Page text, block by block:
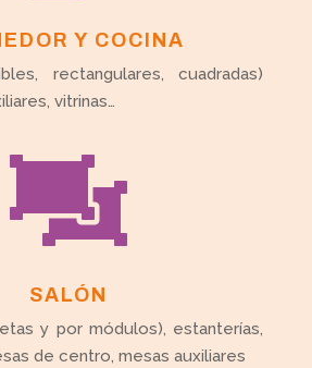
Y COCINA
rectangulares, cuadradas)
vitrinas…

SALÓN
y por módulos), estanterías,
de centro, mesas auxiliares